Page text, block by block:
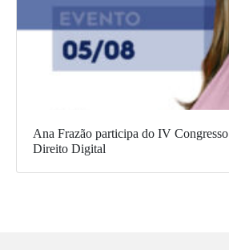
Ana Frazão participa do IV
Direito Digital